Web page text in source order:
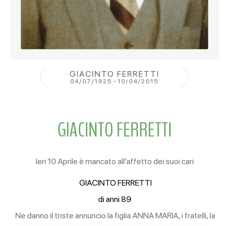
GIACINTO FERRETTI
04/07/1925 - 10/04/2015
GIACINTO FERRETTI
Ieri 10 Aprile è mancato all’affetto dei suoi cari
GIACINTO FERRETTI
di anni 89
Ne danno il triste annuncio la figlia ANNA MARIA, i fratelli, la